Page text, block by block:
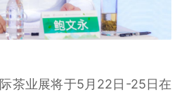
茶业展将于5月22日-25日在